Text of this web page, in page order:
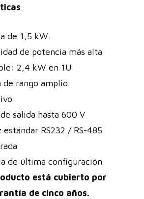
de 1,5 kW.
de potencia más alta
2,4 kW en 1U
de rango amplio
salida hasta 600 V
RS232 / RS-485
de última configuración
está cubierto por
de cinco años.